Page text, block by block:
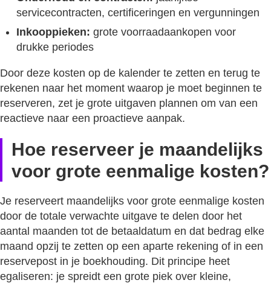
servicecontracten, certificeringen en vergunningen
Inkooppieken: grote voorraadaankopen voor
drukke periodes
Door deze kosten op de kalender te zetten en terug te
rekenen naar het moment waarop je moet beginnen te
reserveren, zet je grote uitgaven plannen om van een
reactieve naar een proactieve aanpak.
Hoe reserveer je maandelijks
voor grote eenmalige kosten?
Je reserveert maandelijks voor grote eenmalige kosten
door de totale verwachte uitgave te delen door het
aantal maanden tot de betaaldatum en dat bedrag elke
maand opzij te zetten op een aparte rekening of in een
reservepost in je boekhouding. Dit principe heet
egaliseren: je spreidt een grote piek over kleine,